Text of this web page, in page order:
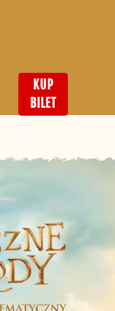
KUP
BILET